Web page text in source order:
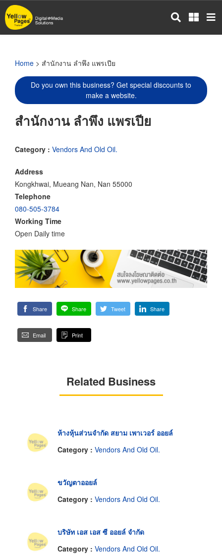
Skip
to
main
Home > สำนักงาน ลำพึง แพรเปีย
Do you own this business? Get special discounts to
make a website.
สำนักงาน ลำพึง แพรเปีย
Category : Vendors And Old Oil.
Address
Kongkhwai, Mueang Nan, Nan 55000
Telephone
080-505-3784
Working Time
Open Daily time
Share Share Tweet Share
Email Print
Related Business
ห้างหุ้นส่วนจำกัด สยาม เพาเวอร์ ออยล์
Category : Vendors And Old Oil.
ขวัญตาออยล์
Category : Vendors And Old Oil.
บริษัท เอส เอส ซี ออยล์ จำกัด
Category : Vendors And Old Oil.